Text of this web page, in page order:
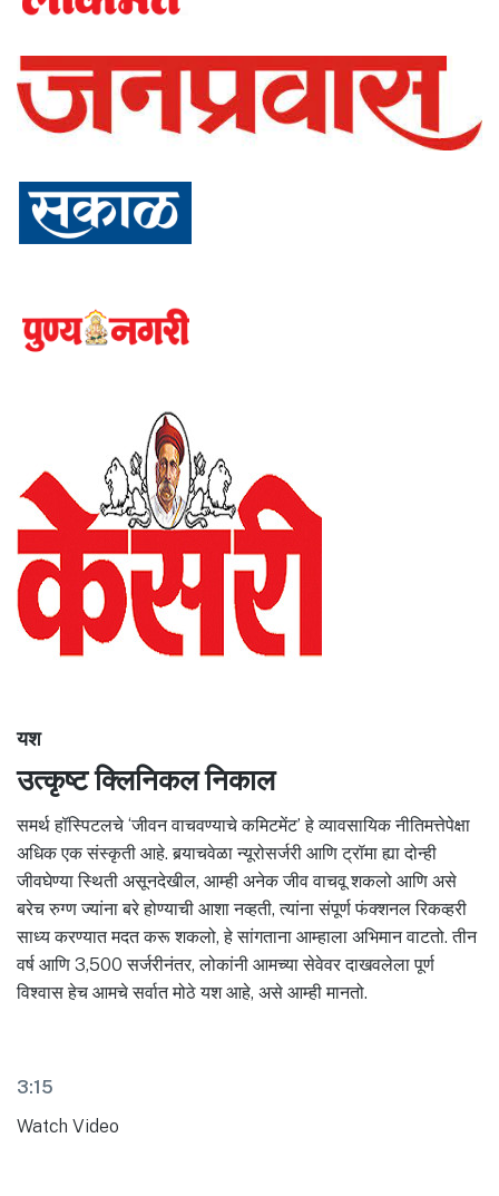
यश
उत्कृष्ट क्लिनिकल निकाल
समर्थ हॉस्पिटलचे ‘जीवन वाचवण्याचे कमिटमेंट’ हे व्यावसायिक नीतिमत्तेपेक्षा
अधिक एक संस्कृती आहे. बर्‍याचवेळा न्यूरोसर्जरी आणि ट्रॉमा ह्या दोन्ही
जीवघेण्या स्थिती असूनदेखील, आम्ही अनेक जीव वाचवू शकलो आणि असे
बरेच रुग्ण ज्यांना बरे होण्याची आशा नव्हती, त्यांना संपूर्ण फंक्शनल रिकव्हरी
साध्य करण्यात मदत करू शकलो, हे सांगताना आम्हाला अभिमान वाटतो. तीन
वर्ष आणि 3,500 सर्जरीनंतर, लोकांनी आमच्या सेवेवर दाखवलेला पूर्ण
विश्वास हेच आमचे सर्वात मोठे यश आहे, असे आम्ही मानतो.
3:15
Watch Video